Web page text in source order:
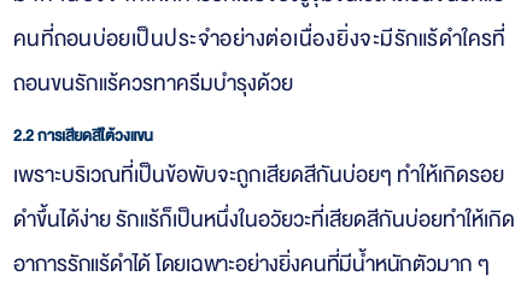
คนที่ถอนบ่อยเป็นประจำอย่างต่อเนื่องยิ่งจะมีรักแร้ดำใครที่
ถอนขนรักแร้ควรทาครีมบำรุงด้วย
2.2 การเสียดสีใต้วงแขน
เพราะบริเวณที่เป็นข้อพับจะถูกเสียดสีกันบ่อยๆ ทำให้เกิดรอย
ดำขึ้นได้ง่าย รักแร้ก็เป็นหนึ่งในอวัยวะที่เสียดสีกันบ่อยทำให้เกิด
อาการรักแร้ดำได้ โดยเฉพาะอย่างยิ่งคนที่มีน้ำหนักตัวมาก ๆ